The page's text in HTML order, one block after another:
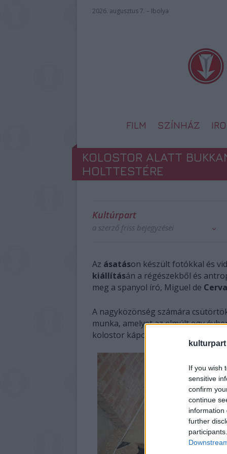
kulturpart
If you wish
sensitive
confirm
continue
information
further
2026. augusztus 7. – Ibolya
FILM SZÍNHÁZ
KOLOSTOR ALATT
HOLTTESTÉRE
Kultúrpart
a szerző friss bejegyzései
Az ásatáson készült fotókkal és
kiállításán a régészekből és
meg a spanyol író, Miguel de
A nagyközönség számára
munka, amelyet az elmúlt egy
kolostor kápolnája alatt